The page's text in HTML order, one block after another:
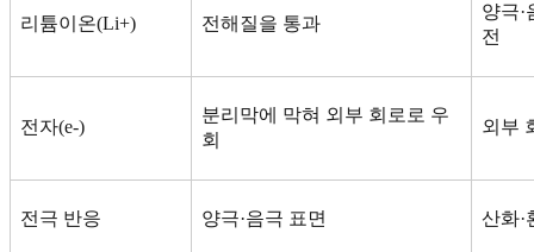
리튬이온(Li+) 전해질을 통과
양극·
전
전자(e-)
분리막에 막혀 외부 회로로 우
회
외부
전극 반응 양극·음극 표면 산화·